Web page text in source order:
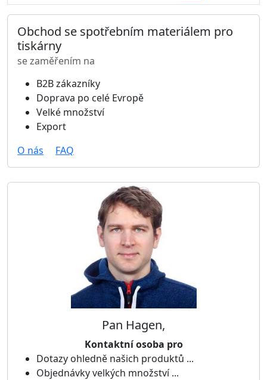
Obchod se spotřebním materiálem pro
tiskárny
se zaměřením na
B2B zákazníky
Doprava po celé Evropě
Velké množství
Export
O nás
FAQ
Pan Hagen,
Kontaktní osoba pro
Dotazy ohledně našich produktů ...
Objednávky velkých množství ...